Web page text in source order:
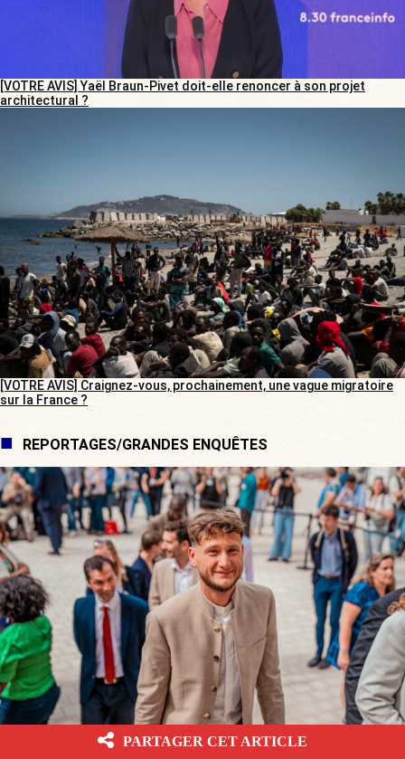
[VOTRE AVIS] Yaël Braun-Pivet doit-elle renoncer à son projet
architectural ?
[VOTRE AVIS] Craignez-vous, prochainement, une vague migratoire
sur la France ?
REPORTAGES/GRANDES ENQUÊTES
[L’ÉTÉ BV] Avignon : les dessous de l’élection de Raphaël Arnault
PARTAGER CET ARTICLE